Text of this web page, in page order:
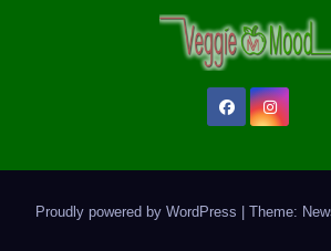
Proudly powered by WordPress Theme: